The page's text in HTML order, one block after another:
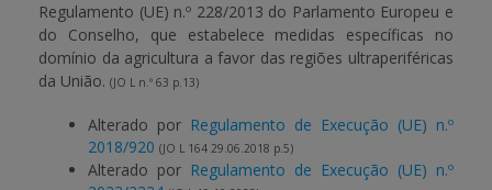
Regulamento (UE) n.º 228/2013 do Parlamento Europeu e
do Conselho, que estabelece medidas específicas no
domínio da agricultura a favor das regiões ultraperiféricas
da União. (JO L n.º 63 p.13)
Alterado por Regulamento de Execução (UE) n.º
2018/920 (JO L 164 29.06.2018 p.5)
Alterado por Regulamento de Execução (UE) n.º